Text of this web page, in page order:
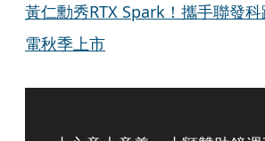
黃仁勳秀RTX Spark！攜手聯發
電秋季上市